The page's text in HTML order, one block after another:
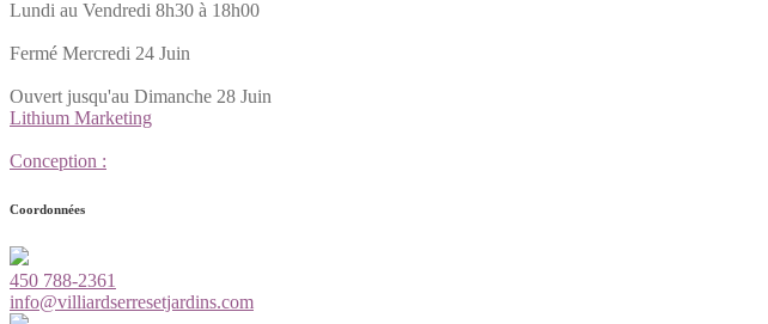
Lundi au Vendredi 8h30 à 18h00
Fermé Mercredi 24 Juin
Ouvert jusqu'au Dimanche 28 Juin
Lithium Marketing
Conception :
Coordonnées
450 788-2361
info@villiardserresetjardins.com